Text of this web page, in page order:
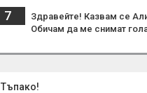
7
Здравейте! Казвам се
Обичам да ме снимат
Тъпако!